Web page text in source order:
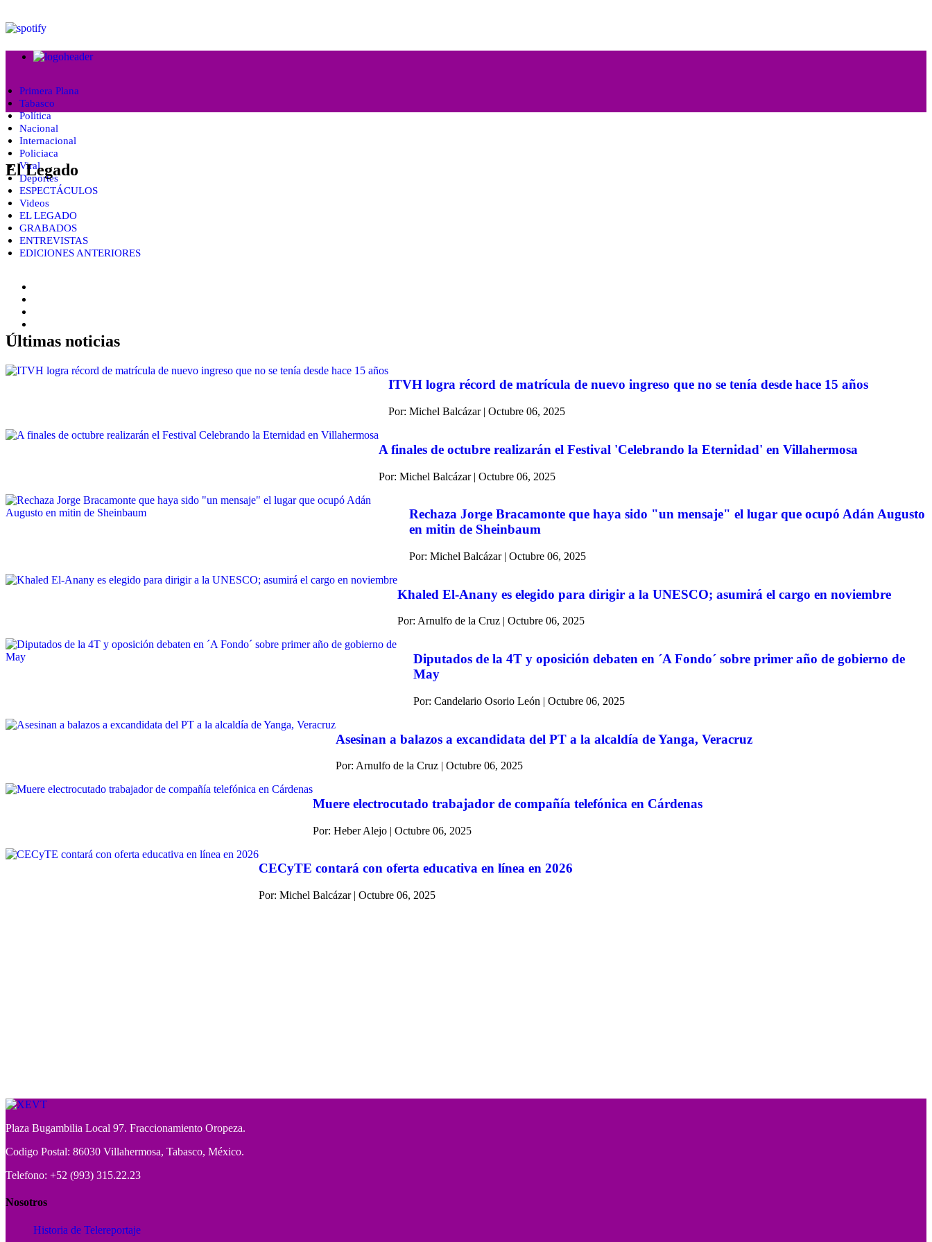
Primera Plana
Tabasco
Política
Nacional
Internacional
Policiaca
Viral
Deportes
ESPECTÁCULOS
Videos
EL LEGADO
GRABADOS
ENTREVISTAS
EDICIONES ANTERIORES
El Legado
Últimas noticias
ITVH logra récord de matrícula de nuevo ingreso que no se tenía desde hace 15 años
Por: Michel Balcázar | Octubre 06, 2025
A finales de octubre realizarán el Festival 'Celebrando la Eternidad' en Villahermosa
Por: Michel Balcázar | Octubre 06, 2025
Rechaza Jorge Bracamonte que haya sido "un mensaje" el lugar que ocupó Adán Augusto
en mitin de Sheinbaum
Por: Michel Balcázar | Octubre 06, 2025
Khaled El-Anany es elegido para dirigir a la UNESCO; asumirá el cargo en noviembre
Por: Arnulfo de la Cruz | Octubre 06, 2025
Diputados de la 4T y oposición debaten en ´A Fondo´ sobre primer año de gobierno de
May
Por: Candelario Osorio León | Octubre 06, 2025
Asesinan a balazos a excandidata del PT a la alcaldía de Yanga, Veracruz
Por: Arnulfo de la Cruz | Octubre 06, 2025
Muere electrocutado trabajador de compañía telefónica en Cárdenas
Por: Heber Alejo | Octubre 06, 2025
CECyTE contará con oferta educativa en línea en 2026
Por: Michel Balcázar | Octubre 06, 2025
Plaza Bugambilia Local 97. Fraccionamiento Oropeza.
Codigo Postal: 86030 Villahermosa, Tabasco, México.
Telefono: +52 (993) 315.22.23
Nosotros
Historia de Telereportaje